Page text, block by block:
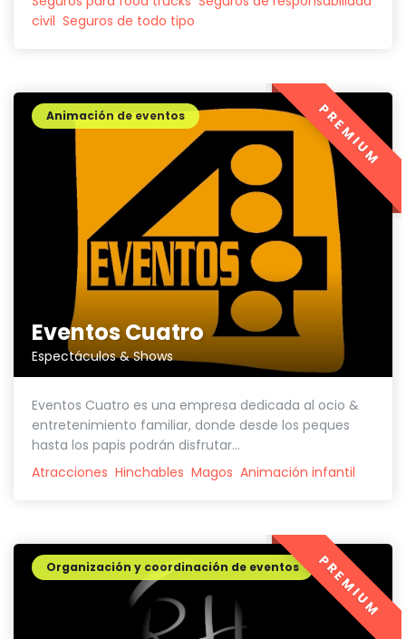
civil Seguros de todo tipo
Eventos Cuatro
Espectáculos & Shows
Animación de eventos
Eventos Cuatro es una empresa dedicada al ocio &
entretenimiento familiar, donde desde los peques
hasta los papis podrán disfrutar...
Atracciones Hinchables Magos Animación infantil
PREMIUM
Organización y coordinación de eventos PREMIUM